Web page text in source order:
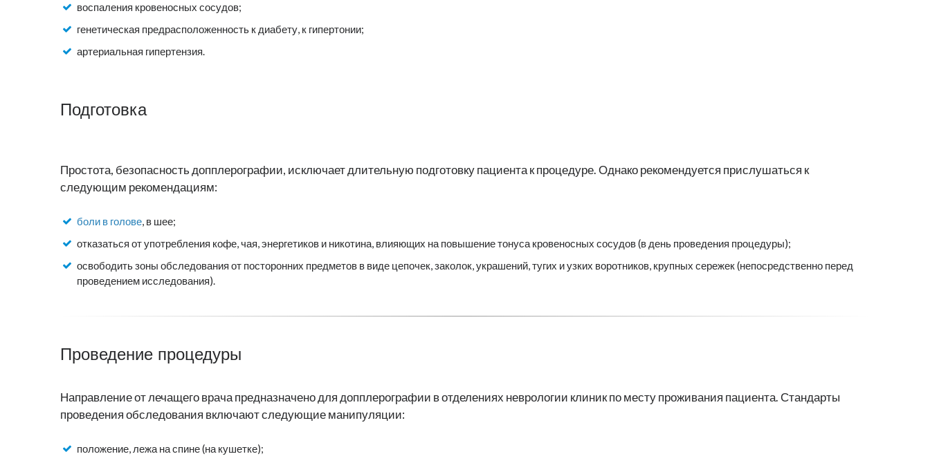
воспаления кровеносных сосудов;
генетическая предрасположенность к диабету, к гипертонии;
артериальная гипертензия.
Подготовка
Простота, безопасность допплерографии, исключает длительную подготовку пациента к процедуре. Однако рекомендуется прислушаться к
следующим рекомендациям:
боли в голове, в шее;
отказаться от употребления кофе, чая, энергетиков и никотина, влияющих на повышение тонуса кровеносных сосудов (в день проведения процедуры);
освободить зоны обследования от посторонних предметов в виде цепочек, заколок, украшений, тугих и узких воротников, крупных сережек (непосредственно перед
проведением исследования).
Проведение процедуры
Направление от лечащего врача предназначено для допплерографии в отделениях неврологии клиник по месту проживания пациента. Стандарты
проведения обследования включают следующие манипуляции:
положение, лежа на спине (на кушетке);